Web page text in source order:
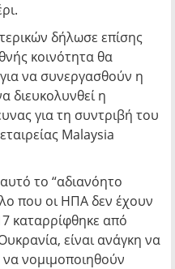
δήλωσε επίσης
κοινότητα θα
να συνεργασθούν η
διευκολυνθεί η
για τη συντριβή του
Malaysia
το “αδιανόητο
που οι ΗΠΑ δεν έχουν
καταρρίφθηκε από
είναι ανάγκη να
να νομιμοποιηθούν